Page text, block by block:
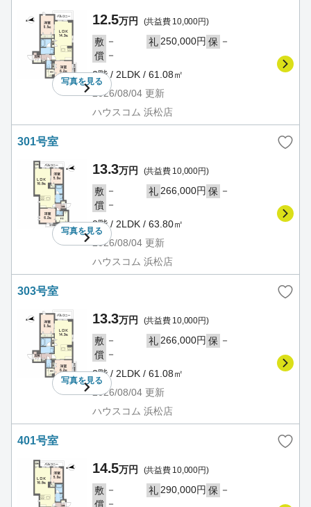
写真を見る
12.5万円 (共益費 10,000円)
敷 － 礼 250,000円 保 －
償 －
2階 / 2LDK / 61.08㎡
2026/08/04 更新
ハウスコム 浜松店
301号室
写真を見る
13.3万円 (共益費 10,000円)
敷 － 礼 266,000円 保 －
償 －
3階 / 2LDK / 63.80㎡
2026/08/04 更新
ハウスコム 浜松店
303号室
写真を見る
13.3万円 (共益費 10,000円)
敷 － 礼 266,000円 保 －
償 －
3階 / 2LDK / 61.08㎡
2026/08/04 更新
ハウスコム 浜松店
401号室
14.5万円 (共益費 10,000円)
敷 － 礼 290,000円 保 －
償 －